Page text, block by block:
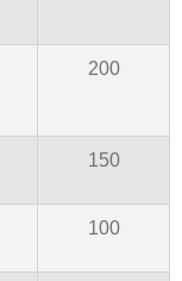
200
150
100